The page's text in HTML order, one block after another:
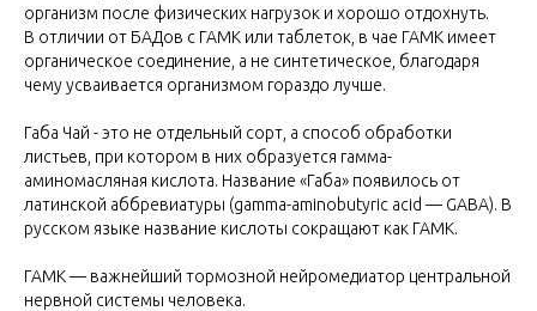
организм после физических нагрузок и хорошо отдохнуть.
В отличии от БАДов с ГАМК или таблеток, в чае ГАМК имеет
органическое соединение, а не синтетическое, благодаря
чему усваивается организмом гораздо лучше.
Габа Чай - это не отдельный сорт, а способ обработки
листьев, при котором в них образуется гамма-
аминомасляная кислота. Название «Габа» появилось от
латинской аббревиатуры (gamma-aminobutyric acid — GABA). В
русском языке название кислоты сокращают как ГАМК.
ГАМК — важнейший тормозной нейромедиатор центральной
нервной системы человека.